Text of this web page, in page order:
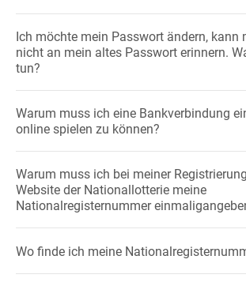
Ich möchte mein Passwort ändern, kann
nicht an mein altes Passwort erinnern.
tun?
Warum muss ich eine Bankverbindung
online spielen zu können?
Warum muss ich bei meiner
Website der Nationallotterie meine
Nationalregisternummer
Wo finde ich meine